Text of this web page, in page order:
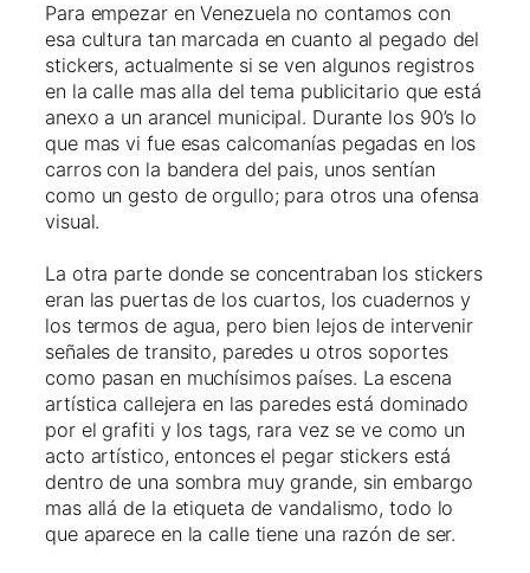
Para empezar en Venezuela no contamos con
esa cultura tan marcada en cuanto al pegado del
stickers, actualmente si se ven algunos registros
en la calle mas alla del tema publicitario que está
anexo a un arancel municipal. Durante los 90’s lo
que mas vi fue esas calcomanías pegadas en los
carros con la bandera del pais, unos sentían
como un gesto de orgullo; para otros una ofensa
visual.
La otra parte donde se concentraban los stickers
eran las puertas de los cuartos, los cuadernos y
los termos de agua, pero bien lejos de intervenir
señales de transito, paredes u otros soportes
como pasan en muchísimos países. La escena
artística callejera en las paredes está dominado
por el grafiti y los tags, rara vez se ve como un
acto artístico, entonces el pegar stickers está
dentro de una sombra muy grande, sin embargo
mas allá de la etiqueta de vandalismo, todo lo
que aparece en la calle tiene una razón de ser.